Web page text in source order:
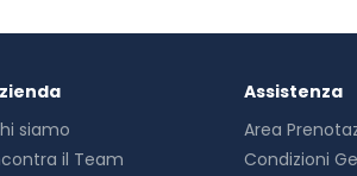
siamo
il Team
Assistenza
Area
Condizioni